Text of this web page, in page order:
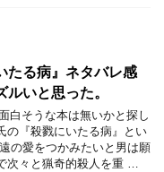
たる病』ネタバレ感
いと思った。
白そうな本は無いかと探し
の『殺戮にいたる病』とい
の愛をつかみたいと男は願
次々と猟奇的殺人を重 …